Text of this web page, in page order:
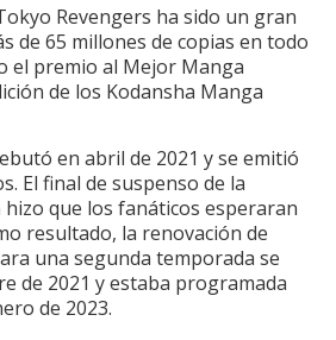
Revengers ha sido un gran
de 65 millones de copias en todo
el premio al Mejor Manga
de los Kodansha Manga
en abril de 2021 y se emitió
El final de suspenso de la
que los fanáticos esperaran
resultado, la renovación de
una segunda temporada se
de 2021 y estaba programada
de 2023.